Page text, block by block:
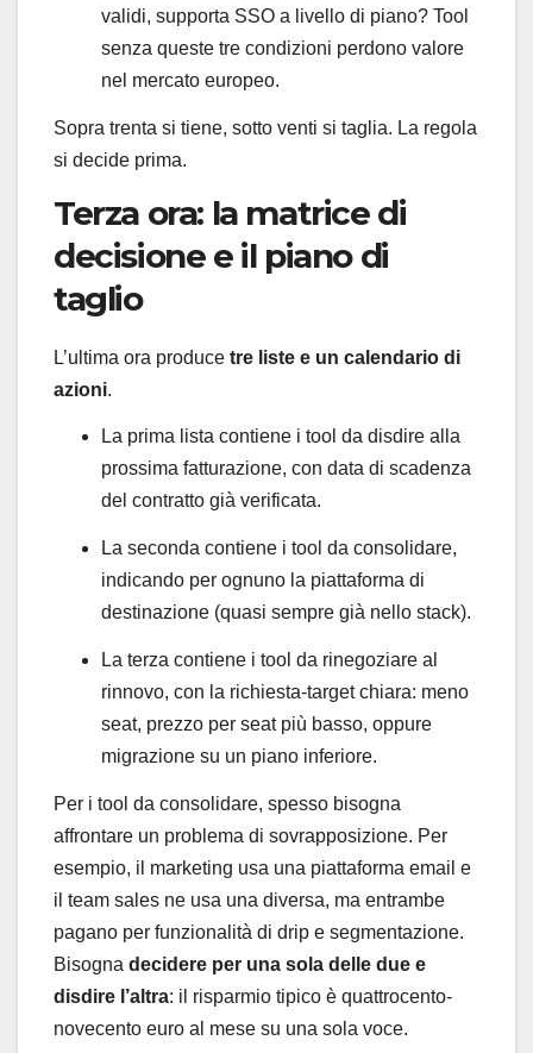
validi, supporta SSO a livello di piano? Tool
senza queste tre condizioni perdono valore
nel mercato europeo.
Sopra trenta si tiene, sotto venti si taglia. La regola
si decide prima.
Terza ora: la matrice di
decisione e il piano di
taglio
L’ultima ora produce tre liste e un calendario di
azioni.
La prima lista contiene i tool da disdire alla
prossima fatturazione, con data di scadenza
del contratto già verificata.
La seconda contiene i tool da consolidare,
indicando per ognuno la piattaforma di
destinazione (quasi sempre già nello stack).
La terza contiene i tool da rinegoziare al
rinnovo, con la richiesta-target chiara: meno
seat, prezzo per seat più basso, oppure
migrazione su un piano inferiore.
Per i tool da consolidare, spesso bisogna
affrontare un problema di sovrapposizione. Per
esempio, il marketing usa una piattaforma email e
il team sales ne usa una diversa, ma entrambe
pagano per funzionalità di drip e segmentazione.
Bisogna decidere per una sola delle due e
disdire l’altra: il risparmio tipico è quattrocento-
novecento euro al mese su una sola voce.